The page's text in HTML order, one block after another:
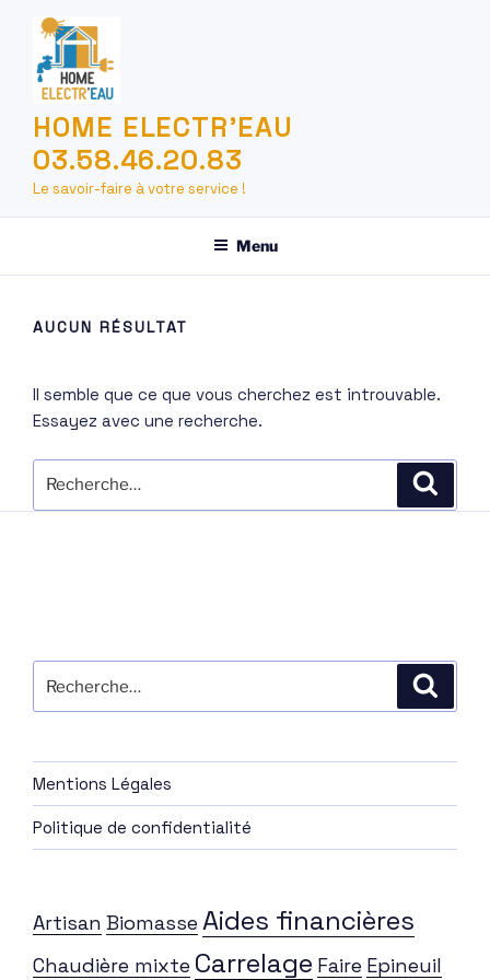
contenu
principal
HOME ELECTR'EAU
03.58.46.20.83
Le savoir-faire à votre service !
Menu
AUCUN RÉSULTAT
Il semble que ce que vous cherchez est introuvable.
Essayez avec une recherche.
pour
pour
Mentions Légales
Politique de confidentialité
Artisan Biomasse Aides financières
Chaudière mixte Carrelage Faire Epineuil